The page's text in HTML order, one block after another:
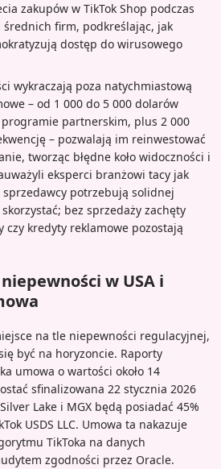
zakupów w TikTok Shop podczas
średnich firm, podkreślając, jak
dostęp do wirusowego
wykraczają poza natychmiastową
– od 1 000 do 5 000 dolarów
partnerskim, plus 2 000
– pozwalają im reinwestować
tworząc błędne koło widoczności i
eksperci branżowi tacy jak
sprzedawcy potrzebują solidnej
bez sprzedaży zachęty
czy kredyty reklamowe pozostają
w USA i
na tle niepewności regulacyjnej,
być na horyzoncie. Raporty
umowa o wartości około 14
sfinalizowana 22 stycznia 2026
Lake i MGX będą posiadać 45%
USDS LLC. Umowa ta nakazuje
TikToka na danych
zgodności przez Oracle.